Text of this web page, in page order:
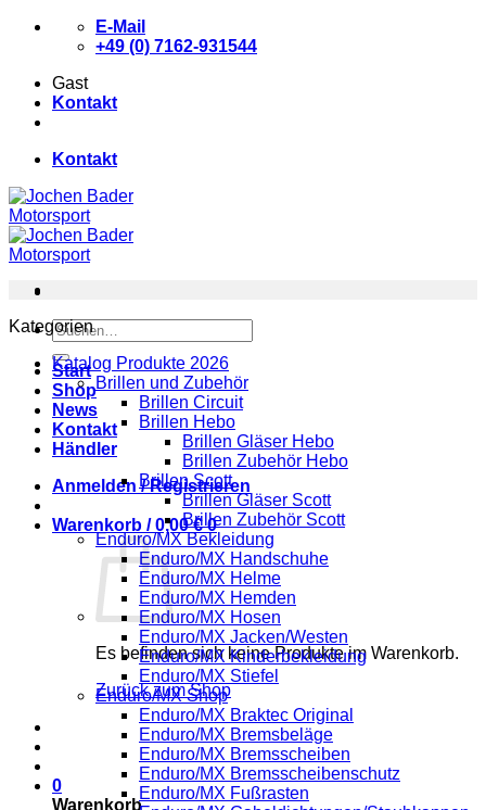
Zum
E-Mail
+49 (0) 7162-931544
Gast
Kontakt
Kontakt
Suchen
nach:
Start
Shop
News
Kontakt
Händler
Anmelden / Registrieren
Warenkorb /0,00€ 0
Es befinden sich keine Produkte im Warenkorb.
Zurück zum Shop
0
Warenkorb
Kategorien
Katalog Produkte 2026
Brillen und Zubehör
Brillen Circuit
Brillen Hebo
Brillen Gläser Hebo
Brillen Zubehör Hebo
Brillen Scott
Brillen Gläser Scott
Brillen Zubehör Scott
Enduro/MX Bekleidung
Enduro/MX Handschuhe
Enduro/MX Helme
Enduro/MX Hemden
Enduro/MX Hosen
Enduro/MX Jacken/Westen
Enduro/MX Kinderbekleidung
Enduro/MX Stiefel
Enduro/MX Shop
Enduro/MX Braktec Original
Enduro/MX Bremsbeläge
Enduro/MX Bremsscheiben
Enduro/MX Bremsscheibenschutz
Enduro/MX Fußrasten